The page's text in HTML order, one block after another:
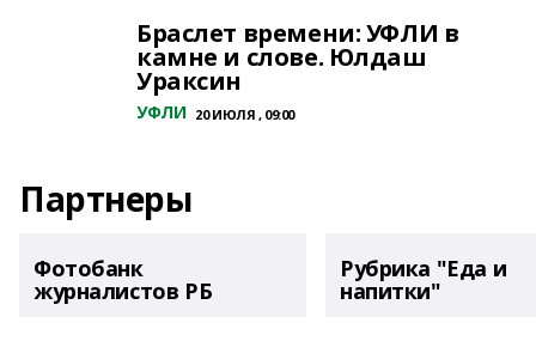
Браслет времени: УФЛИ в
камне и слове. Юлдаш
Ураксин
УФЛИ 20 ИЮЛЯ , 09:00
Партнеры
Фотобанк
журналистов РБ
Рубрика "Еда и
напитки"